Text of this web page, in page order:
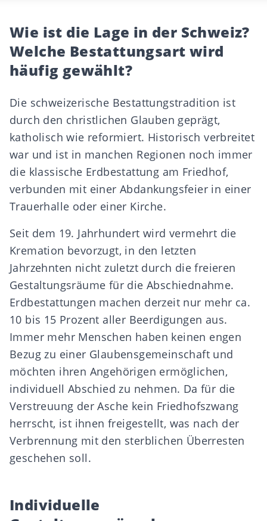
Wie ist die Lage in der Schweiz?
Welche Bestattungsart wird
häufig gewählt?
Die schweizerische Bestattungstradition ist
durch den christlichen Glauben geprägt,
katholisch wie reformiert. Historisch verbreitet
war und ist in manchen Regionen noch immer
die klassische Erdbestattung am Friedhof,
verbunden mit einer Abdankungsfeier in einer
Trauerhalle oder einer Kirche.
Seit dem 19. Jahrhundert wird vermehrt die
Kremation bevorzugt, in den letzten
Jahrzehnten nicht zuletzt durch die freieren
Gestaltungsräume für die Abschiednahme.
Erdbestattungen machen derzeit nur mehr ca.
10 bis 15 Prozent aller Beerdigungen aus.
Immer mehr Menschen haben keinen engen
Bezug zu einer Glaubensgemeinschaft und
möchten ihren Angehörigen ermöglichen,
individuell Abschied zu nehmen. Da für die
Verstreuung der Asche kein Friedhofszwang
herrscht, ist ihnen freigestellt, was nach der
Verbrennung mit den sterblichen Überresten
geschehen soll.
Individuelle